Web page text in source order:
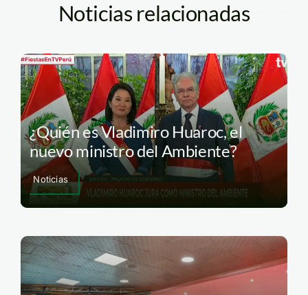
Noticias relacionadas
¿Quién es Vladimiro Huaroc, el
nuevo ministro del Ambiente?
Noticias